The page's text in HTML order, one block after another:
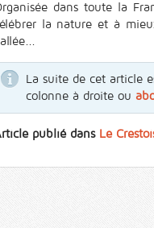
dans toute la
la nature et à
La suite de cet article
colonne à droite ou
publié dans Le